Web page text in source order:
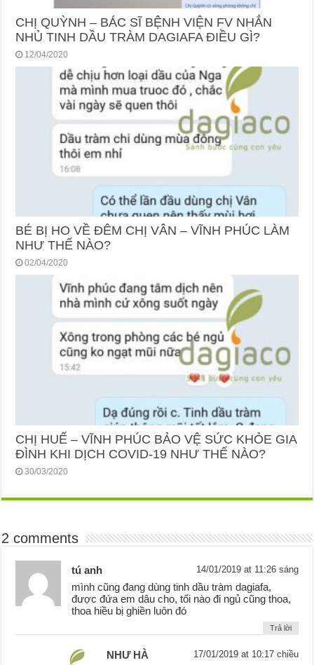
CHỊ QUỲNH – BÁC SĨ BỆNH VIỆN FV NHẮN
NHỦ TINH DẦU TRÀM DAGIAFA ĐIỀU GÌ?
12/04/2020
BÉ BỊ HO VỀ ĐÊM CHỊ VÂN – VĨNH PHÚC LÀM
NHƯ THẾ NÀO?
02/04/2020
CHỊ HUẾ – VĨNH PHÚC BẢO VỆ SỨC KHỎE GIA
ĐÌNH KHI DỊCH COVID-19 NHƯ THẾ NÀO?
30/03/2020
2 comments
tú anh 14/01/2019 at 11:26 sáng
mình cũng đang dùng tinh dầu tràm dagiafa,
được đứa em dâu cho, tối nào đi ngủ cũng thoa,
thoa hiều bị ghiền luôn đó
Trả lời
NHƯ HÀ 17/01/2019 at 10:17 chiều